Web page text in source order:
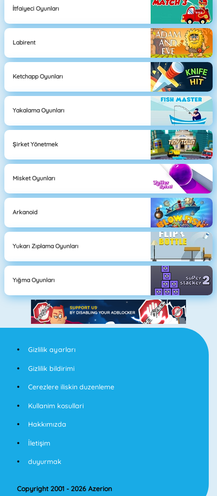
İtfaiyeci Oyunları
Labirent
Ketchapp Oyunları
Yakalama Oyunları
Şirket Yönetmek
Misket Oyunları
Arkanoid
Yukarı Zıplama Oyunları
Yığma Oyunları
Gizlilik ayarları
Gizlilik bildirimi
Cerezlere iliskin duzenleme
Kullanim kosullari
Hakkımızda
İletişim
duyurmak
Copyright 2001 - 2026 Azerion